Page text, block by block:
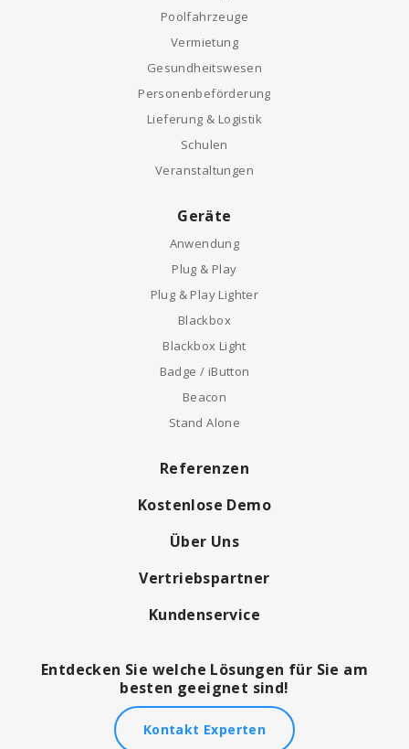
Poolfahrzeuge
Vermietung
Gesundheitswesen
Personenbeförderung
Lieferung & Logistik
Schulen
Veranstaltungen
Geräte
Anwendung
Plug & Play
Plug & Play Lighter
Blackbox
Blackbox Light
Badge / iButton
Beacon
Stand Alone
Referenzen
Kostenlose Demo
Über Uns
Vertriebspartner
Kundenservice
Entdecken Sie welche Lösungen für Sie am
besten geeignet sind!
Kontakt Experten